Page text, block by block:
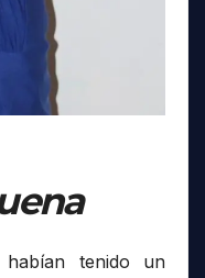
tenido un